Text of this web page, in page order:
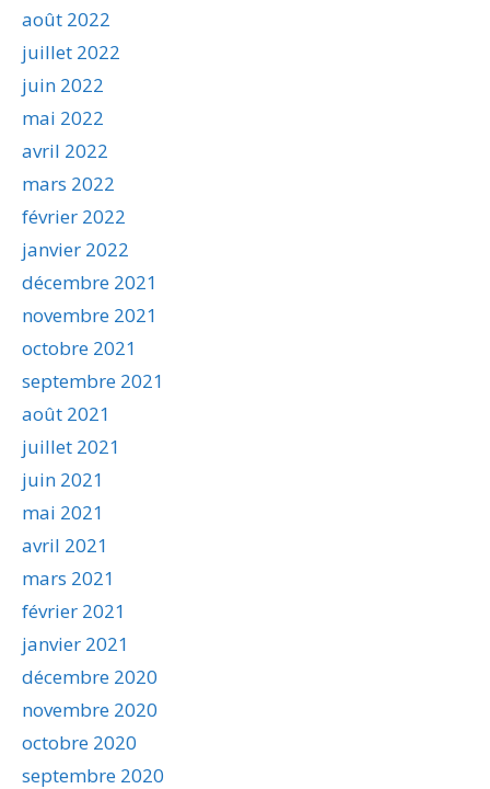
août 2022
juillet 2022
juin 2022
mai 2022
avril 2022
mars 2022
février 2022
janvier 2022
décembre 2021
novembre 2021
octobre 2021
septembre 2021
août 2021
juillet 2021
juin 2021
mai 2021
avril 2021
mars 2021
février 2021
janvier 2021
décembre 2020
novembre 2020
octobre 2020
septembre 2020